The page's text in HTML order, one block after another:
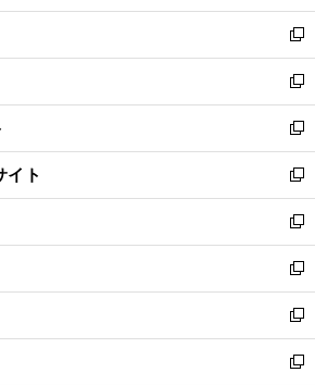
開
く
ウ
で
開
く
ン
ド
ウ
で
開
く
ウ
ィ
ン
ド
ウ
で
開
く
新
し
い
ウ
ィ
ン
ド
ウ
で
開
く
新
し
い
ウ
ィ
ン
ド
ウ
で
開
く
新
し
い
ウ
ィ
ン
ド
ウ
で
開
く
イト
新
し
い
ウ
ィ
ン
ド
ウ
で
新
し
い
ウ
ィ
ン
ド
新
し
い
ウ
ィ
新
し
い
新